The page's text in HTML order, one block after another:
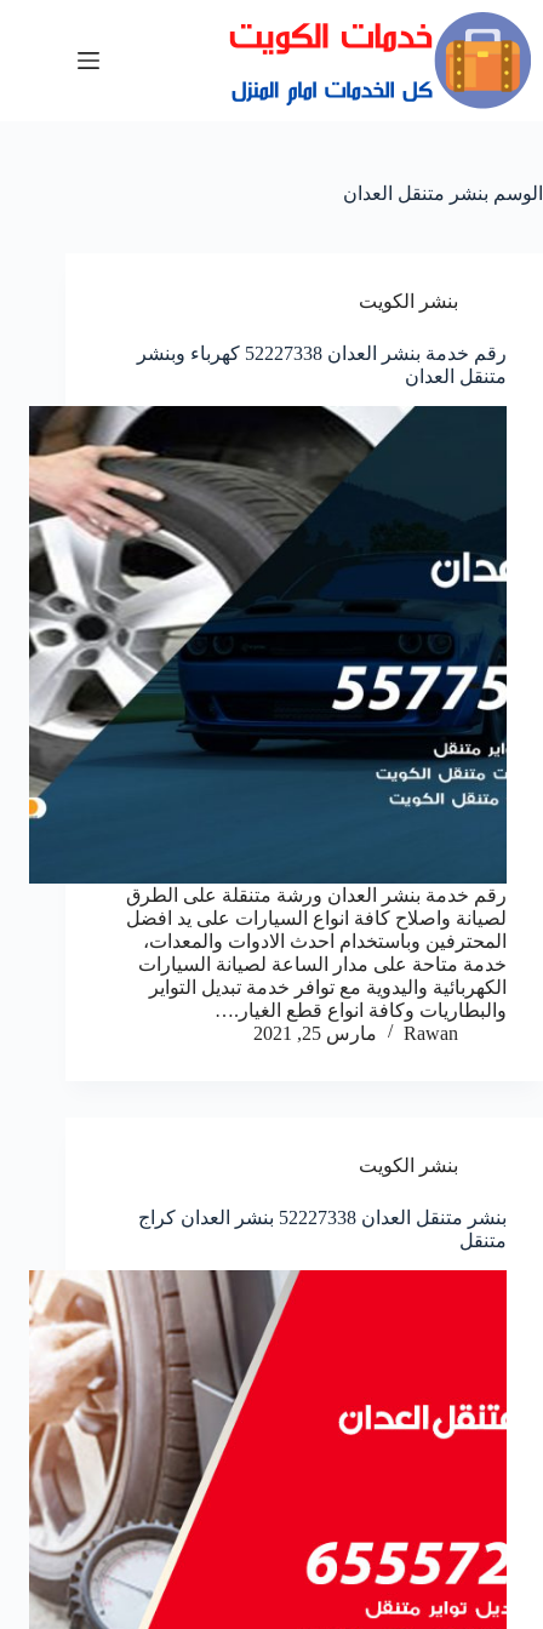
الوسم بنشر متنقل العدان
بنشر الكويت
رقم خدمة بنشر العدان 52227338 كهرباء وبنشر
متنقل العدان
رقم خدمة بنشر العدان ورشة متنقلة على الطرق
لصيانة واصلاح كافة انواع السيارات على يد افضل
المحترفين وباستخدام احدث الادوات والمعدات،
خدمة متاحة على مدار الساعة لصيانة السيارات
الكهربائية واليدوية مع توافر خدمة تبديل التواير
والبطاريات وكافة انواع قطع الغيار.…
Rawan
مارس 25, 2021
بنشر الكويت
بنشر متنقل العدان 52227338 بنشر العدان كراج
متنقل